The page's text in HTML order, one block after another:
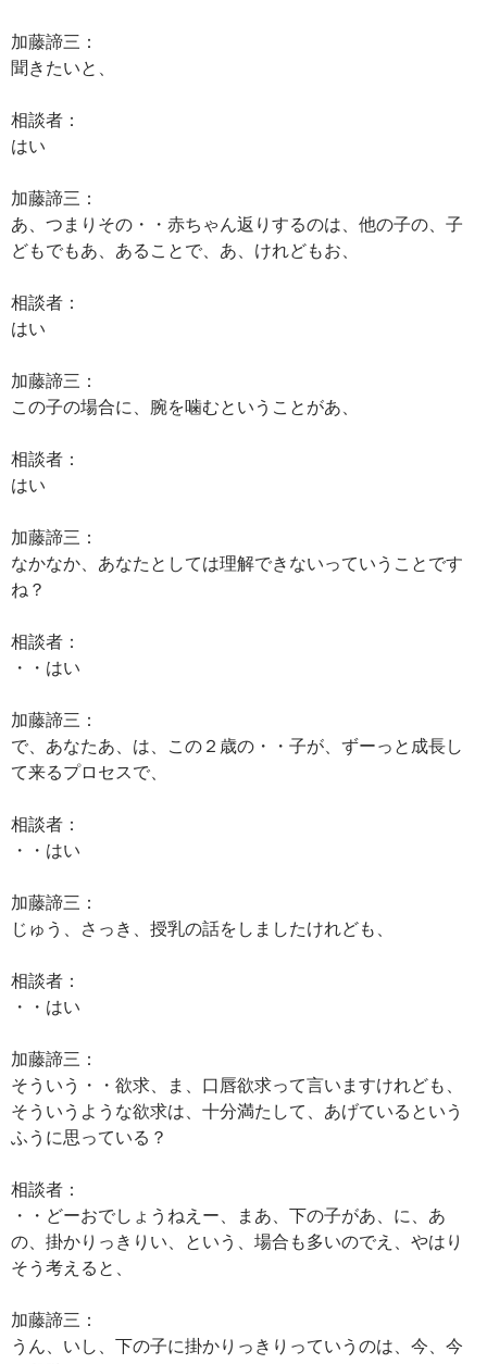
加藤諦三：
聞きたいと、
相談者：
はい
加藤諦三：
あ、つまりその・・赤ちゃん返りするのは、他の子の、子
どもでもあ、あることで、あ、けれどもお、
相談者：
はい
加藤諦三：
この子の場合に、腕を噛むということがあ、
相談者：
はい
加藤諦三：
なかなか、あなたとしては理解できないっていうことです
ね？
相談者：
・・はい
加藤諦三：
で、あなたあ、は、この２歳の・・子が、ずーっと成長し
て来るプロセスで、
相談者：
・・はい
加藤諦三：
じゅう、さっき、授乳の話をしましたけれども、
相談者：
・・はい
加藤諦三：
そういう・・欲求、ま、口唇欲求って言いますけれども、
そういうような欲求は、十分満たして、あげているという
ふうに思っている？
相談者：
・・どーおでしょうねえー、まあ、下の子があ、に、あ
の、掛かりっきりい、という、場合も多いのでえ、やはり
そう考えると、
加藤諦三：
うん、いし、下の子に掛かりっきりっていうのは、今、今